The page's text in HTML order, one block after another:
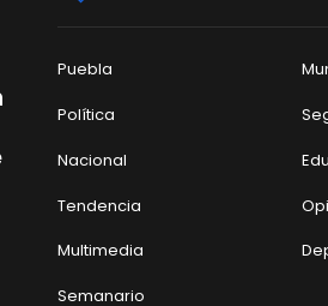
Puebla
Política
Nacional
Tendencia
Multimedia
Semanario